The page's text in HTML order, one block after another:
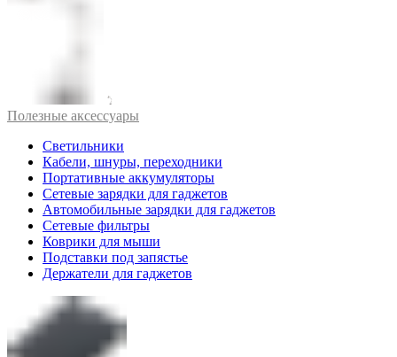
Полезные аксессуары
Светильники
Кабели, шнуры, переходники
Портативные аккумуляторы
Сетевые зарядки для гаджетов
Автомобильные зарядки для гаджетов
Сетевые фильтры
Коврики для мыши
Подставки под запястье
Держатели для гаджетов